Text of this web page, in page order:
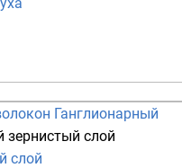
Ганглионарный
зернистый слой
слой